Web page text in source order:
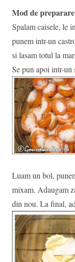
Mod de
Spalam caisele, le
punem intr-un
si lasam totul la
Se pun apoi intr-un
Luam un bol,
mixam. Adaugam
din nou. La final,